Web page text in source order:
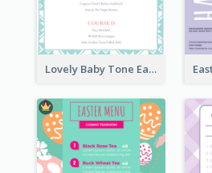
Lovely Baby Tone Easter Menu Design Template